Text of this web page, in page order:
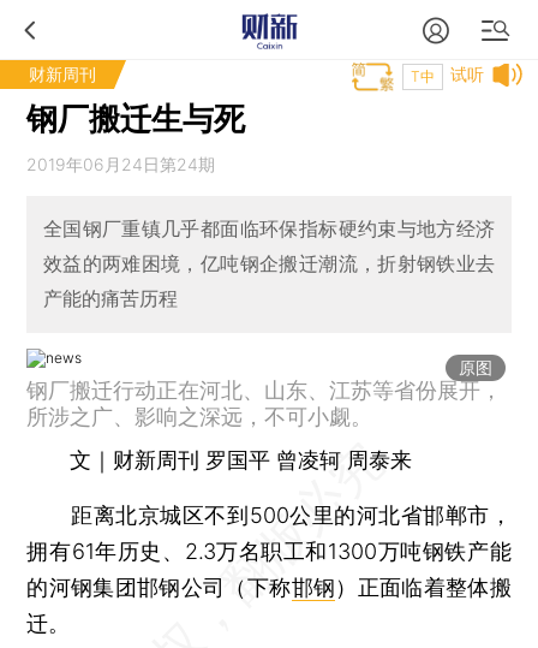
财新周刊 试听
T中
钢厂搬迁生与死
2019年06月24日第24期
全国钢厂重镇几乎都面临环保指标硬约束与地方经济
效益的两难困境，亿吨钢企搬迁潮流，折射钢铁业去
产能的痛苦历程
原图
钢厂搬迁行动正在河北、山东、江苏等省份展开，
所涉之广、影响之深远，不可小觑。
文｜财新周刊 罗国平 曾凌轲 周泰来
距离北京城区不到500公里的河北省邯郸市，
拥有61年历史、2.3万名职工和1300万吨钢铁产能
的河钢集团邯钢公司（下称邯钢）正面临着整体搬
迁。